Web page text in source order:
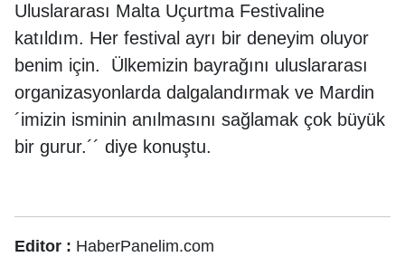
Uluslararası Malta Uçurtma Festivaline
katıldım. Her festival ayrı bir deneyim oluyor
benim için. Ülkemizin bayrağını uluslararası
organizasyonlarda dalgalandırmak ve Mardin
´imizin isminin anılmasını sağlamak çok büyük
bir gurur.´´ diye konuştu.
Editor : HaberPanelim.com